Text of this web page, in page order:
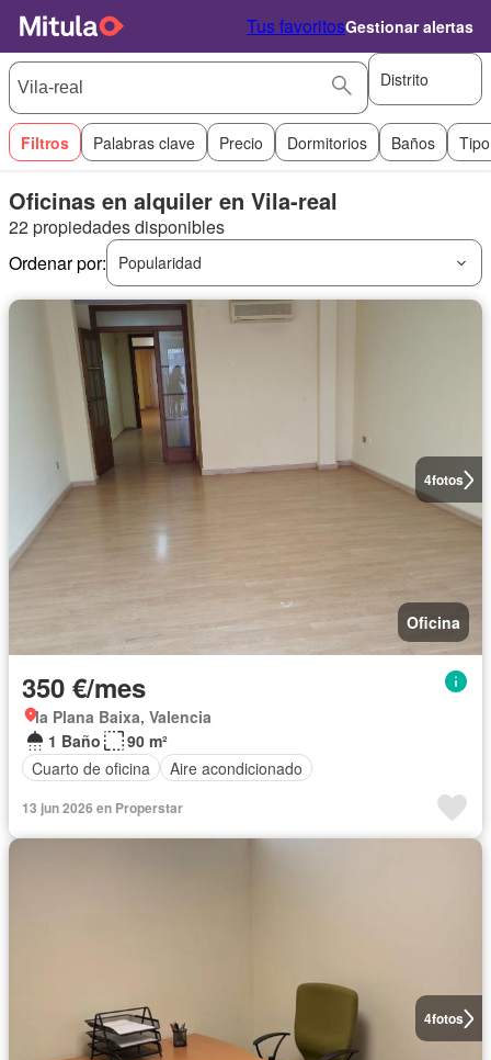
Tus favoritosGestionar alertas
Distrito
Filtros Palabras clave Precio Dormitorios Baños
Oficinas en alquiler en Vila-real
22 propiedades disponibles
Ordenar por:
Popularidad
4fotos
Oficina
350 €/mes
la Plana Baixa, Valencia
1 Baño
90 m²
Cuarto de oficina
Aire acondicionado
13 jun 2026 en Properstar
4fotos